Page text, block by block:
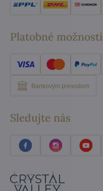
Platobné možnosti
Bankovým prevodom
Sledujte nás